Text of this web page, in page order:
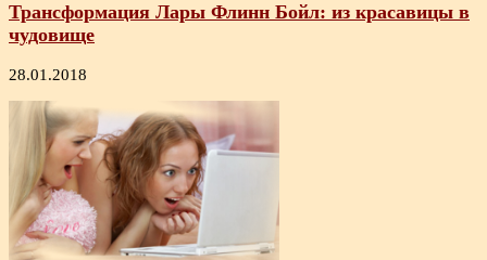
Трансформация Лары Флинн Бойл: из красавицы в
чудовище
28.01.2018